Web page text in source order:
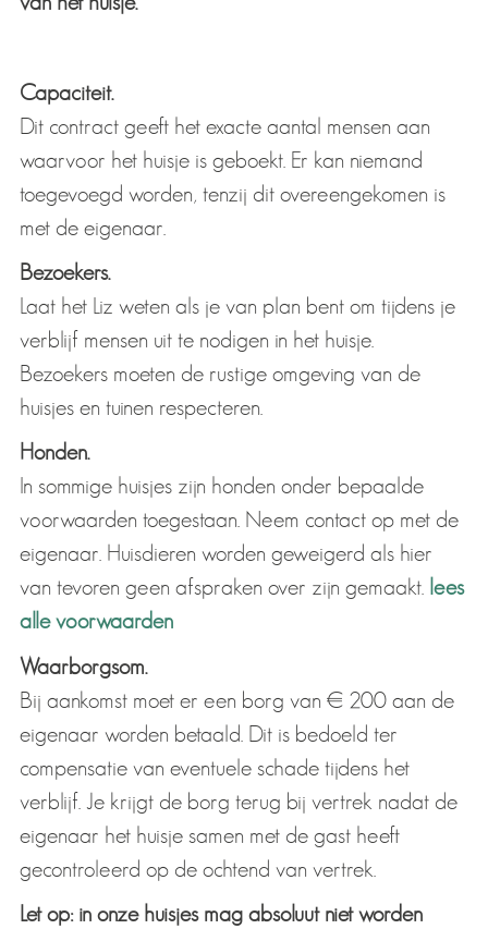
Capaciteit.
Dit contract geeft het exacte aantal mensen aan
waarvoor het huisje is geboekt. Er kan niemand
toegevoegd worden, tenzij dit overeengekomen is
met de eigenaar.
Bezoekers.
Laat het Liz weten als je van plan bent om tijdens je
verblijf mensen uit te nodigen in het huisje.
Bezoekers moeten de rustige omgeving van de
huisjes en tuinen respecteren.
Honden.
In sommige huisjes zijn honden onder bepaalde
voorwaarden toegestaan. Neem contact op met de
eigenaar. Huisdieren worden geweigerd als hier
van tevoren geen afspraken over zijn gemaakt. lees
alle voorwaarden
Waarborgsom.
Bij aankomst moet er een borg van € 200 aan de
eigenaar worden betaald. Dit is bedoeld ter
compensatie van eventuele schade tijdens het
verblijf. Je krijgt de borg terug bij vertrek nadat de
eigenaar het huisje samen met de gast heeft
gecontroleerd op de ochtend van vertrek.
Let op: in onze huisjes mag absoluut niet worden